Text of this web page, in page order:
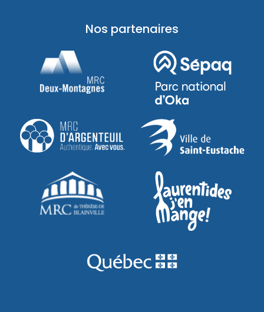
Nos partenaires